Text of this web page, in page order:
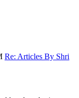
Re: Articles By Shri